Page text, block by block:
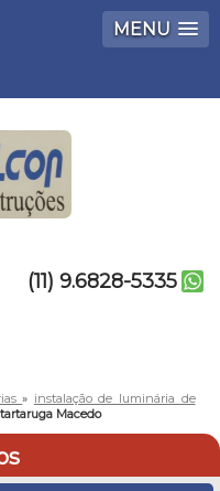
MENU
(11) 9.6828-5335
» instalação de luminária de
Macedo